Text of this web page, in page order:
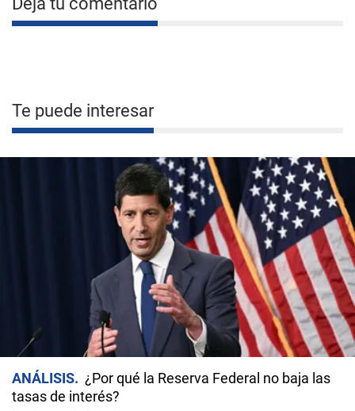
Te puede interesar
ANÁLISIS
¿Por qué la Reserva Federal no baja las
tasas de interés?